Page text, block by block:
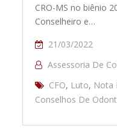
CRO-MS no biênio
Conselheiro e…
21/03/2022
Assessoria De
CFO, Luto, Nota
Conselhos De